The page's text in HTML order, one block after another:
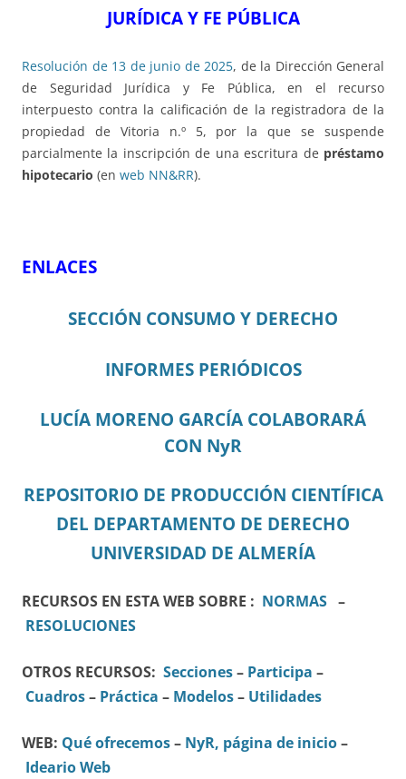
JURÍDICA Y FE PÚBLICA
Resolución de 13 de junio de 2025, de la Dirección General
de Seguridad Jurídica y Fe Pública, en el recurso
interpuesto contra la calificación de la registradora de la
propiedad de Vitoria n.º 5, por la que se suspende
parcialmente la inscripción de una escritura de préstamo
hipotecario (en web NN&RR).
ENLACES
SECCIÓN CONSUMO Y DERECHO
INFORMES PERIÓDICOS
LUCÍA MORENO GARCÍA COLABORARÁ
CON NyR
REPOSITORIO DE PRODUCCIÓN CIENTÍFICA
DEL DEPARTAMENTO DE DERECHO
UNIVERSIDAD DE ALMERÍA
RECURSOS EN ESTA WEB SOBRE : NORMAS –
RESOLUCIONES
OTROS RECURSOS: Secciones– Participa –
Cuadros– Práctica – Modelos– Utilidades
WEB: Qué ofrecemos– NyR, página de inicio–
Ideario Web